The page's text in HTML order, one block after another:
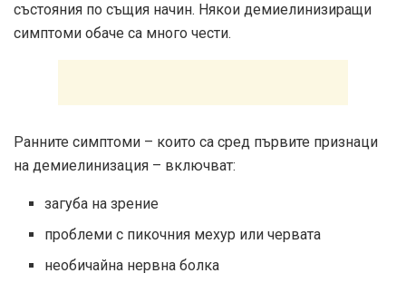
състояния по същия начин. Някои демиелинизиращи
симптоми обаче са много чести.
Ранните симптоми – които са сред първите признаци
на демиелинизация – включват:
загуба на зрение
проблеми с пикочния мехур или червата
необичайна нервна болка